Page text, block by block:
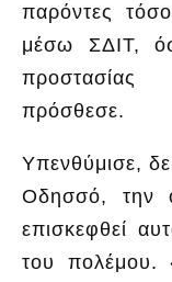
παρόντες
μέσω ΣΔΙΤ,
προστασίας
πρόσθεσε.
Υπενθύμισε,
Οδησσό, την
επισκεφθεί
του πολέμου.